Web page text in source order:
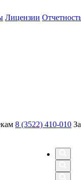
Лицензии
8 (3522) 410-010